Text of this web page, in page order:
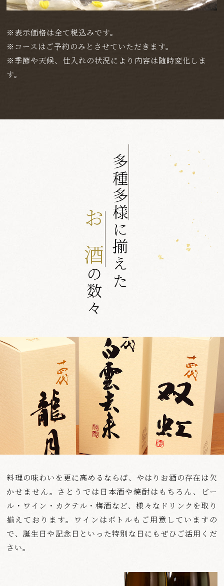
※表示価格は全て税込みです。
※コースはご予約のみとさせていただきます。
※季節や天候、仕入れの状況により内容は随時変化しま
す。
多種多様に揃えた
お酒
の数々
料理の味わいを更に高めるならば、やはりお酒の存在は欠
かせません。 さとうでは日本酒や焼酎はもちろん、ビー
ル・ワイン・カクテル・梅酒など、様々なドリンクを取り
揃えております。
ワインはボトルもご用意していますの
で、誕生日や記念日といった特別な日にもぜひご活用くだ
さい。